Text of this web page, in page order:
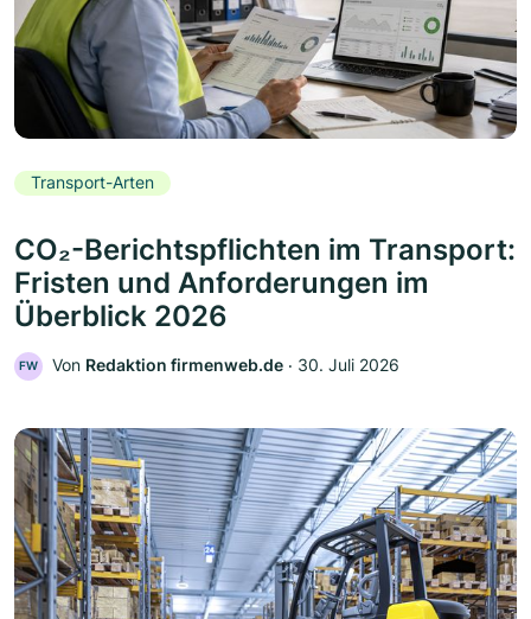
Transport-Arten
CO₂-Berichtspflichten im Transport:
Fristen und Anforderungen im
Überblick 2026
FW Von Redaktion firmenweb.de ‧ 30. Juli 2026